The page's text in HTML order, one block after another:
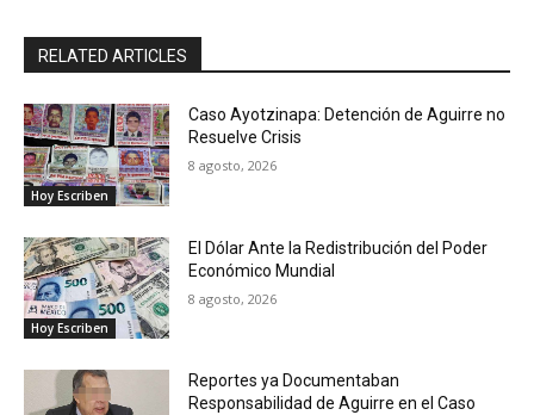
RELATED ARTICLES
Hoy Escriben
Caso Ayotzinapa: Detención de Aguirre no
Resuelve Crisis
8 agosto, 2026
Hoy Escriben
El Dólar Ante la Redistribución del Poder
Económico Mundial
8 agosto, 2026
Reportes ya Documentaban
Responsabilidad de Aguirre en el Caso